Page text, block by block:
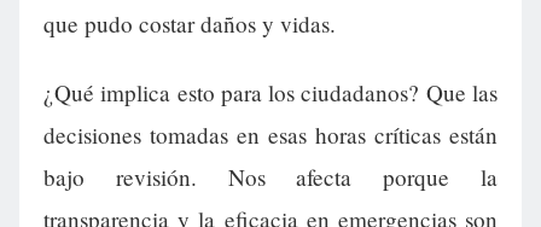
que pudo costar daños y vidas.
¿Qué implica esto para los ciudadanos? Que las
decisiones tomadas en esas horas críticas están
bajo revisión. Nos afecta porque la
transparencia y la eficacia en emergencias son